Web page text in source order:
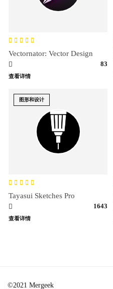
Vectornator: Vector Design
83
查看详情
图形和设计
Tayasui Sketches Pro
1643
查看详情
©2021 Mergeek